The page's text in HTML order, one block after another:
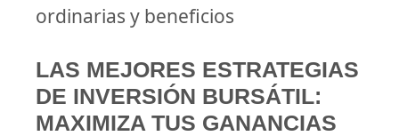
ordinarias y beneficios
LAS MEJORES ESTRATEGIAS
DE INVERSIÓN BURSÁTIL:
MAXIMIZA TUS GANANCIAS